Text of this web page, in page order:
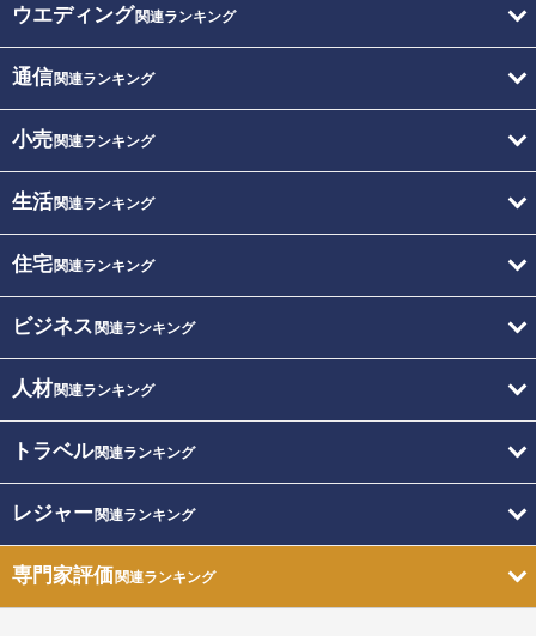
ウエディング関連ランキング
通信関連ランキング
小売関連ランキング
生活関連ランキング
住宅関連ランキング
ビジネス 関連ランキング
人材関連ランキング
トラベル関連ランキング
レジャー関連ランキング
専門家評価関連ランキング